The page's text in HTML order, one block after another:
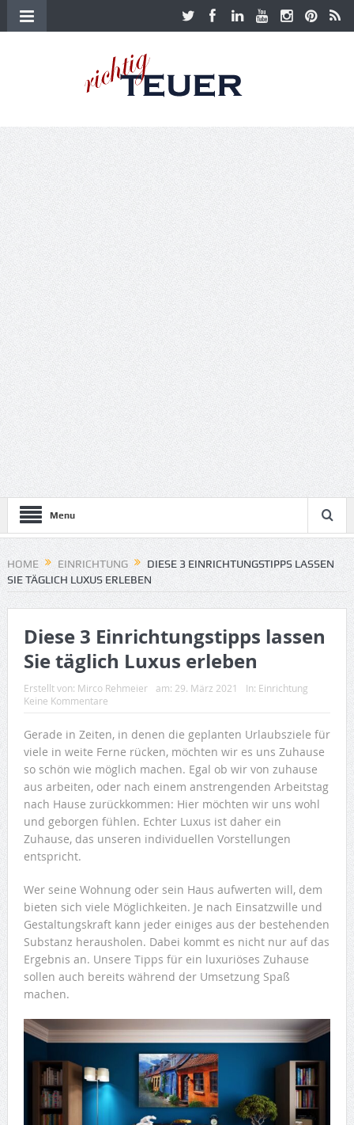
Menu
HOME EINRICHTUNG
DIESE 3 EINRICHTUNGSTIPPS LASSEN
SIE TÄGLICH LUXUS ERLEBEN
Diese 3 Einrichtungstipps lassen
Sie täglich Luxus erleben
Erstellt von: Mirco Rehmeier am: 29. März 2021 In: Einrichtung
Keine Kommentare
Gerade in Zeiten, in denen die geplanten Urlaubsziele für
viele in weite Ferne rücken, möchten wir es uns Zuhause
so schön wie möglich machen. Egal ob wir von zuhause
aus arbeiten, oder nach einem anstrengenden Arbeitstag
nach Hause zurückkommen: Hier möchten wir uns wohl
und geborgen fühlen. Echter Luxus ist daher ein
Zuhause, das unseren individuellen Vorstellungen
entspricht.
Wer seine Wohnung oder sein Haus aufwerten will, dem
bieten sich viele Möglichkeiten. Je nach Einsatzwille und
Gestaltungskraft kann jeder einiges aus der bestehenden
Substanz herausholen. Dabei kommt es nicht nur auf das
Ergebnis an. Unsere Tipps für ein luxuriöses Zuhause
sollen auch bereits während der Umsetzung Spaß
machen.